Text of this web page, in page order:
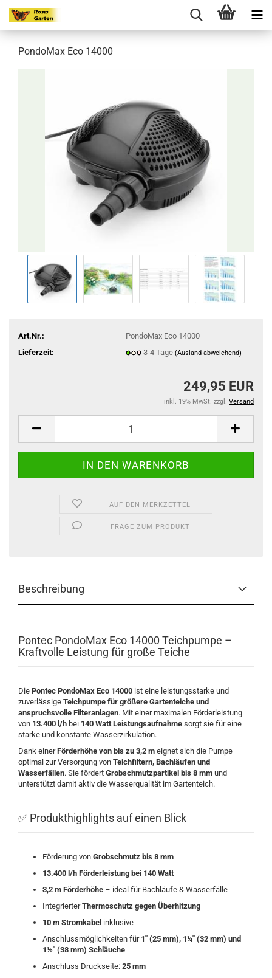
PondoMax Eco 14000
Art.Nr.:
PondoMax Eco 14000
Lieferzeit:
3-4 Tage (Ausland abweichend)
249,95 EUR
inkl. 19% MwSt. zzgl. Versand
AUF DEN MERKZETTEL
FRAGE ZUM PRODUKT
Beschreibung
Pontec PondoMax Eco 14000 Teichpumpe –
Kraftvolle Leistung für große Teiche
Die Pontec PondoMax Eco 14000 ist eine leistungsstarke und
zuverlässige Teichpumpe für größere Gartenteiche und
anspruchsvolle Filteranlagen. Mit einer maximalen Förderleistung
von 13.400 l/h bei 140 Watt Leistungsaufnahme sorgt sie für eine
starke und konstante Wasserzirkulation.
Dank einerFörderhöhe von bis zu 3,2 m eignet sich die Pumpe
optimal zur Versorgung von Teichfiltern, Bachläufen und
Wasserfällen. Sie fördert Grobschmutzpartikel bis 8 mm und
unterstützt damit aktiv die Wasserqualität im Gartenteich.
✅ Produkthighlights auf einen Blick
Förderung von Grobschmutz bis 8 mm
13.400 l/h Förderleistung bei 140 Watt
3,2 m Förderhöhe – ideal für Bachläufe & Wasserfälle
IntegrierterThermoschutz gegen Überhitzung
10 m Stromkabel inklusive
Anschlussmöglichkeiten für 1" (25 mm), 1¼" (32 mm) und
1½" (38 mm) Schläuche
Anschluss Druckseite: 25 mm